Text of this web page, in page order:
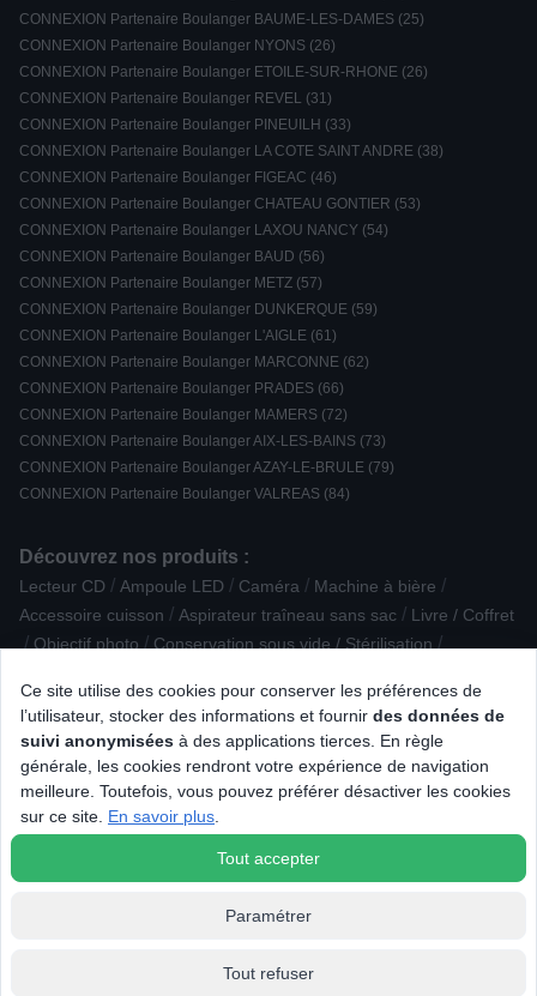
Ce site utilise des cookies pour conserver les préférences de
l’utilisateur, stocker des informations et fournir des données de
suivi anonymisées à des applications tierces. En règle
générale, les cookies rendront votre expérience de navigation
meilleure. Toutefois, vous pouvez préférer désactiver les cookies
sur ce site. En savoir plus
Tout accepter
Paramétrer
Tout refuser
CONNEXION Partenaire Boulanger BAUME-LES-DAMES (25)
CONNEXION Partenaire Boulanger NYONS (26)
CONNEXION Partenaire Boulanger ETOILE-SUR-RHONE (26)
CONNEXION Partenaire Boulanger REVEL (31)
CONNEXION Partenaire Boulanger PINEUILH (33)
CONNEXION Partenaire Boulanger LA COTE SAINT ANDRE (38)
CONNEXION Partenaire Boulanger FIGEAC (46)
CONNEXION Partenaire Boulanger CHATEAU GONTIER (53)
CONNEXION Partenaire Boulanger LAXOU NANCY (54)
CONNEXION Partenaire Boulanger BAUD (56)
CONNEXION Partenaire Boulanger METZ (57)
CONNEXION Partenaire Boulanger DUNKERQUE (59)
CONNEXION Partenaire Boulanger L'AIGLE (61)
CONNEXION Partenaire Boulanger MARCONNE (62)
CONNEXION Partenaire Boulanger PRADES (66)
CONNEXION Partenaire Boulanger MAMERS (72)
CONNEXION Partenaire Boulanger AIX-LES-BAINS (73)
CONNEXION Partenaire Boulanger AZAY-LE-BRULE (79)
CONNEXION Partenaire Boulanger VALREAS (84)
Découvrez nos produits :
Lecteur CD / Ampoule LED / Caméra / Machine à bière /
Accessoire cuisson / Aspirateur traîneau sans sac / Livre / Coffret
/ Objectif photo / Conservation sous vide / Stérilisation /
Câble numerique / Accessoire Epilation / Rasage / Centrifugeuse
Smartphone reconditionné
Accessoire Robot ménager Chauffage Aide médicale
Pâtisserie / Climatiseur, rafraîchisseur / Hachoir / râpe /
Animalerie Conservation / Repas nomade
© 2026 Tous droits réservés Connexion.fr